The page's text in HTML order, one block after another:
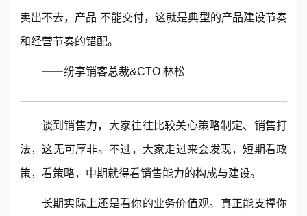
卖出不去，产品 不能交付，这就是典型的产品建设节奏
和经营节奏的错配。
⸺纷享销客总裁&CTO 林松
谈到销售力，大家往往比较关心策略制定、销售打
法，这无可厚非。不过，大家走过来会发现，短期看政
策，看策略，中期就得看销售能力的构成与建设。
长期实际上还是看你的业务价值观。真正能支撑你